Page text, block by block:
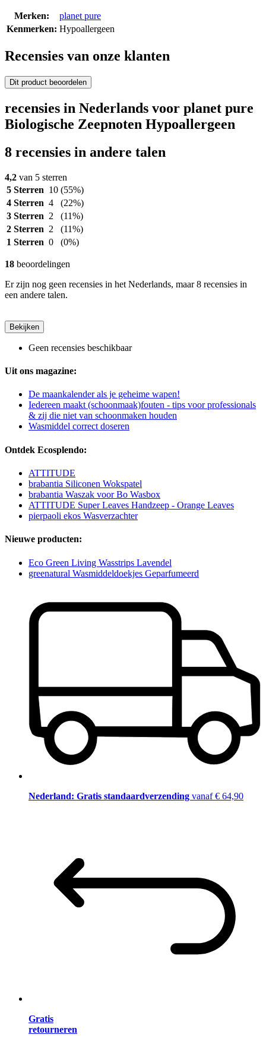
Merken:
planet pure
Kenmerken: Hypoallergeen
Recensies van onze klanten
Dit product beoordelen
recensies in Nederlands voor planet pure
Biologische Zeepnoten Hypoallergeen
8 recensies in andere talen
4,2 van 5 sterren
5 Sterren 10 (55%)
4 Sterren 4
(22%)
3 Sterren 2
(11%)
2 Sterren 2
(11%)
1 Sterren 0 (0%)
18 beoordelingen
Er zijn nog geen recensies in het Nederlands, maar 8 recensies in
een andere talen.
Bekijken
Geen recensies beschikbaar
Uit ons magazine:
De maankalender als je geheime wapen!
Iedereen maakt (schoonmaak)fouten - tips voor professionals
& zij die niet van schoonmaken houden
Wasmiddel correct doseren
Ontdek Ecosplendo:
ATTITUDE
brabantia Siliconen Wokspatel
brabantia Waszak voor Bo Wasbox
ATTITUDE Super Leaves Handzeep - Orange Leaves
pierpaoli ekos Wasverzachter
Nieuwe producten:
Eco Green Living Wasstrips Lavendel
greenatural Wasmiddeldoekjes Geparfumeerd
Nederland: Gratis standaardverzending vanaf € 64,90
Gratis
retourneren